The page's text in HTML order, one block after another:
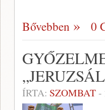
Bővebben 0
ÍRTA: SZOMBAT-